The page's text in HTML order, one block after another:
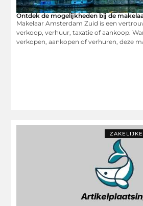
Ontdek de mogelijkheden bij de
Makelaar Amsterdam Zuid is een
verkoop, verhuur, taxatie of aankoop.
verkopen, aankopen of verhuren, deze